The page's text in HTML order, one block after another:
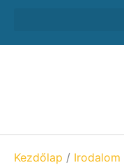
Kezdőlap / Irodalom